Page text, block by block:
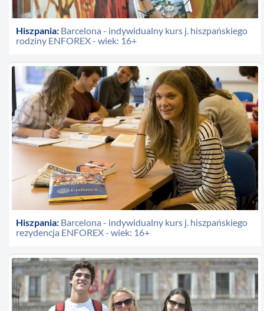
Hiszpania: Barcelona - indywidualny kurs j. hiszpańskiego
rodziny ENFOREX - wiek: 16+
Hiszpania: Barcelona - indywidualny kurs j. hiszpańskiego
rezydencja ENFOREX - wiek: 16+